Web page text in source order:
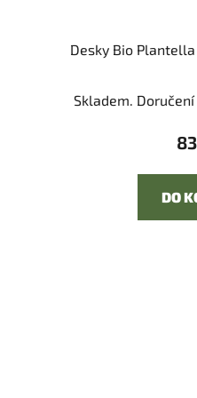
Desky Bio
Skladem.
DO